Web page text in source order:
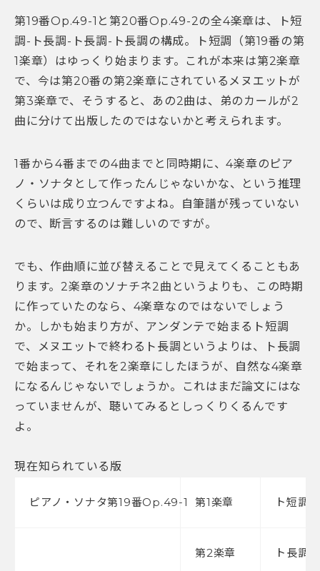
第19番Op.49-1と第20番Op.49-2の全4楽章は、ト短
調-ト長調-ト長調-ト長調の構成。ト短調（第19番の第
1楽章）はゆっくり始まります。これが本来は第2楽章
で、今は第20番の第2楽章にされているメヌエットが
第3楽章で、そうすると、あの2曲は、弟のカールが2
曲に分けて出版したのではないかと考えられます。
1番から4番までの4曲までと同時期に、4楽章のピア
ノ・ソナタとして作ったんじゃないかな、という推理
くらいは成り立つんですよね。自筆譜が残っていない
ので、断言するのは難しいのですが。
でも、作曲順に並び替えることで見えてくることもあ
ります。2楽章のソナチネ2曲というよりも、この時期
に作っていたのなら、4楽章なのではないでしょう
か。しかも始まり方が、アンダンテで始まるト短調
で、メヌエットで終わるト長調というよりは、ト長調
で始まって、それを2楽章にしたほうが、自然な4楽章
になるんじゃないでしょうか。これはまだ論文にはな
っていませんが、聴いてみるとしっくりくるんです
よ。
現在知られている版
ピアノ・ソナタ第19番Op.49-1 第1楽章 ト短調
第2楽章 ト長調